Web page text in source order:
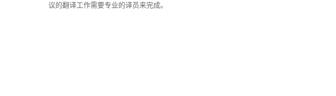
议的翻译工作需要专业的译员来完成。